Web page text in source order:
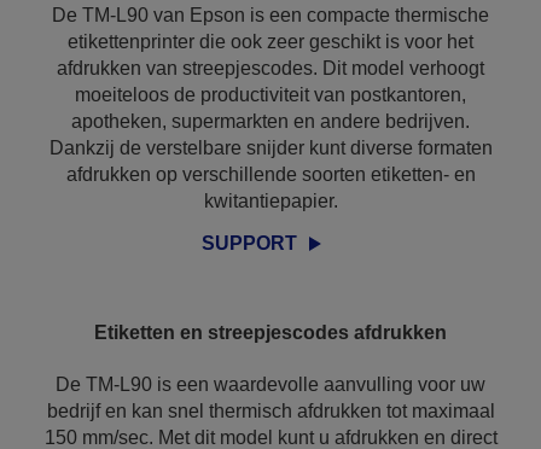
De TM-L90 van Epson is een compacte thermische
etikettenprinter die ook zeer geschikt is voor het
afdrukken van streepjescodes. Dit model verhoogt
moeiteloos de productiviteit van postkantoren,
apotheken, supermarkten en andere bedrijven.
Dankzij de verstelbare snijder kunt diverse formaten
afdrukken op verschillende soorten etiketten- en
kwitantiepapier.
SUPPORT
Etiketten en streepjescodes afdrukken
De TM-L90 is een waardevolle aanvulling voor uw
bedrijf en kan snel thermisch afdrukken tot maximaal
150 mm/sec. Met dit model kunt u afdrukken en direct